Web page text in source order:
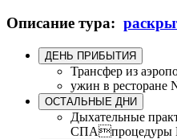
Описание тура:
ДЕНЬ ПРИБЫТИЯ
Трансфер из
ужин в ресторане
ОСТАЛЬНЫЕ ДНИ
Дыхательные
СПАпроцедуры